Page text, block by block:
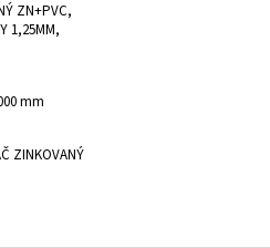
ZN+PVC,
1,25MM,
mm
ZINKOVANÝ